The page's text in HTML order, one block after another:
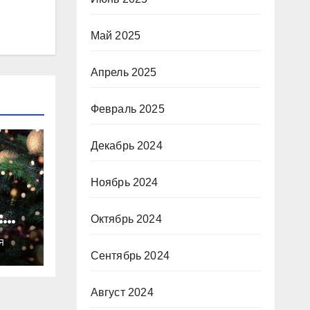
Май 2025
Апрель 2025
Февраль 2025
Декабрь 2024
Ноябрь 2024
Октябрь 2024
Сентябрь 2024
Август 2024